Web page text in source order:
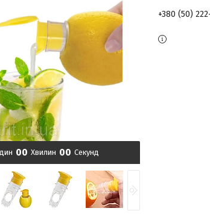
00 Хвилин 00 Секунд
+380 (50)